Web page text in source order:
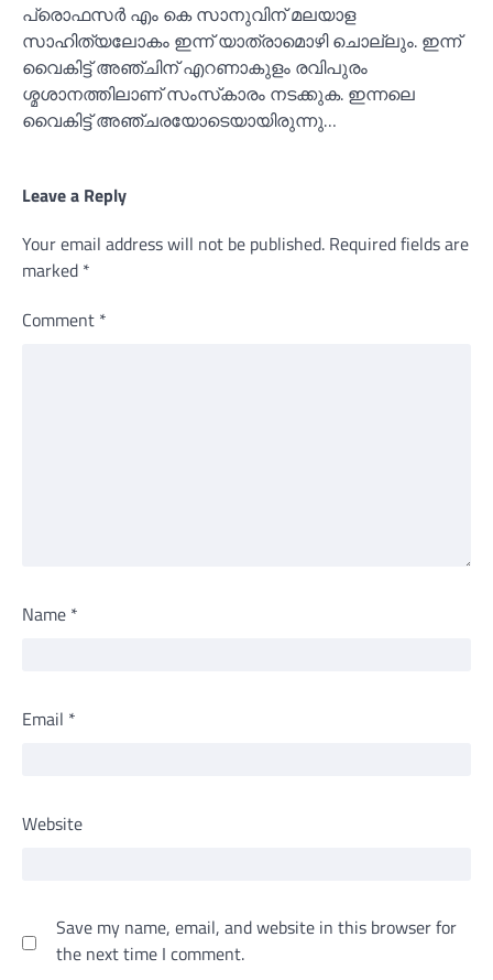
പ്രൊഫസര്‍ എം കെ സാനുവിന് മലയാള
സാഹിത്യലോകം ഇന്ന് യാത്രാമൊഴി ചൊല്ലും. ഇന്ന്
വൈകിട്ട് അഞ്ചിന് എറണാകുളം രവിപുരം
ശ്മശാനത്തിലാണ് സംസ്‌കാരം നടക്കുക. ഇന്നലെ
വൈകിട്ട് അഞ്ചരയോടെയായിരുന്നു…
Leave a Reply
Your email address will not be published. Required fields are
marked *
Comment *
Name *
Email *
Website
Save my name, email, and website in this browser for
the next time I comment.